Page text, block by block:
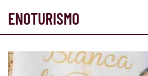
ENOTURISMO